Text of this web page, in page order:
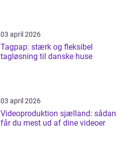
03 april 2026
Tagpap: stærk og fleksibel
tagløsning til danske huse
03 april 2026
Videoproduktion sjælland: sådan
får du mest ud af dine videoer